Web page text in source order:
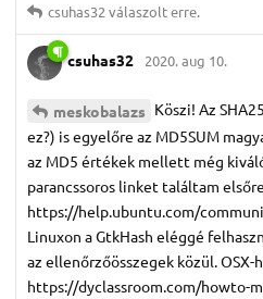
csuhas32 válaszolt erre.
csuhas32 2020. aug 10.
meskobalazs Köszi! Az
ez?) is egyelőre az MD5SUM
az MD5 értékek mellett még
parancssoros linket találtam
https://help.ubuntu.com/
Linuxon a GtkHash eléggé
az ellenőrzőösszegek közül.
https://dyclassroom.com/howto-